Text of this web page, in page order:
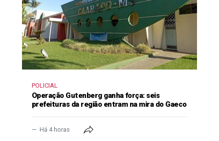
POLICIAL
Operação Gutenberg ganha força: seis
prefeituras da região entram na mira do Gaeco
Há 4 horas